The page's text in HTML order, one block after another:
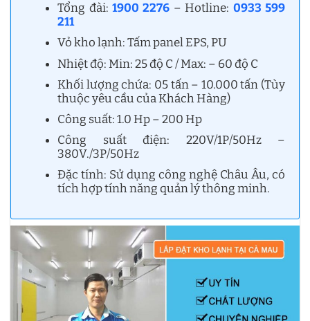
Tổng đài: 1900 2276 – Hotline: 0933 599
211
Vỏ kho lạnh: Tấm panel EPS, PU
Nhiệt độ: Min: 25 độ C / Max: – 60 độ C
Khối lượng chứa: 05 tấn – 10.000 tấn (Tùy
thuộc yêu cầu của Khách Hàng)
Công suất: 1.0 Hp – 200 Hp
Công suất điện: 220V/1P/50Hz –
380V./3P/50Hz
Đặc tính: Sử dụng công nghệ Châu Âu, có
tích hợp tính năng quản lý thông minh.